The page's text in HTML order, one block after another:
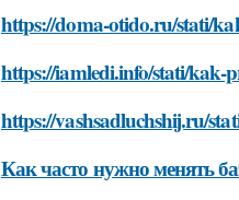
https://doma-otido.ru/stati/
https://iamledi.info/stati/kak-
https://vashsadluchshij.ru/
Как часто нужно менять